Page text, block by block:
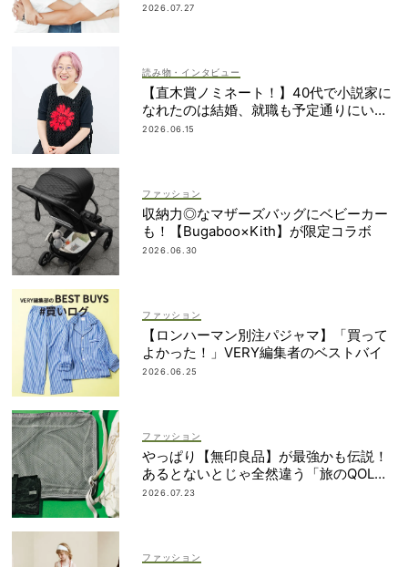
簿も大公開
2026.07.27
読み物・インタビュー
【直木賞ノミネート！】40代で小説家に
なれたのは結婚、就職も予定通りにいか
なかったから｜朝倉かすみさん
2026.06.15
ファッション
収納力◎なマザーズバッグにベビーカー
も！【Bugaboo×Kith】が限定コラボ
2026.06.30
ファッション
【ロンハーマン別注パジャマ】「買って
よかった！」VERY編集者のベストバイ
2026.06.25
ファッション
やっぱり【無印良品】が最強かも伝説！
あるとないとじゃ全然違う「旅のQOL爆
上げアイテム」
2026.07.23
ファッション